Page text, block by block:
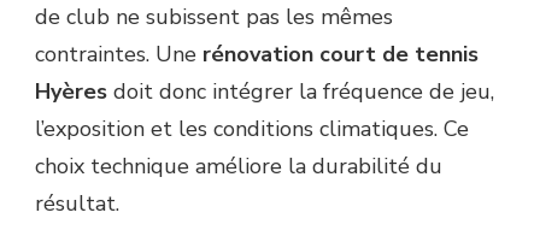
de club ne subissent pas les mêmes
contraintes. Une rénovation court de tennis
Hyères doit donc intégrer la fréquence de jeu,
l’exposition et les conditions climatiques. Ce
choix technique améliore la durabilité du
résultat.